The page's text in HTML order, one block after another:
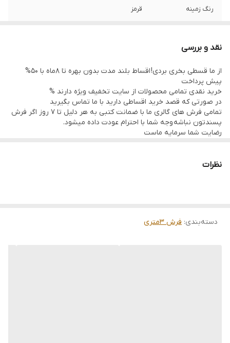
رنگ زمینه قرمز
نقد و بررسی
از ما قسطی بخری بردی! اقساط بلند مدت بدون بهره تا 8ماه با 50%
پیش پرداخت
خرید نقدی تمامی محصولات از سایت تخفیف ویژه دارند %
در صورتی که قصد خرید اقساطی دارید با ما تماس بگیرید
تمامی فرش های گالری ما با ضمانت کتبی به هر دلیل تا 7 روز اگر فرش
پسندتون نباشه وجه شما با احترام عودت داده میشود.
رضایت شما سرمایه ماست
از فلسطین اشعالی) پذیرفته میشود
نظرات
دسته‌بندی: فرش 3متری